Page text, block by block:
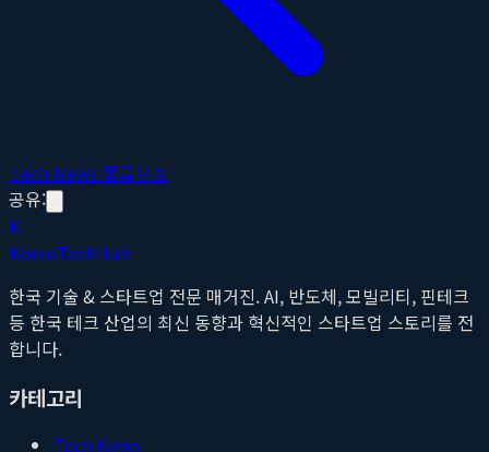
Tech News 목록으로
공유:
K
KoreaTechHub
한국 기술 & 스타트업 전문 매거진. AI, 반도체, 모빌리티, 핀테크
등 한국 테크 산업의 최신 동향과 혁신적인 스타트업 스토리를 전
합니다.
카테고리
Tech News